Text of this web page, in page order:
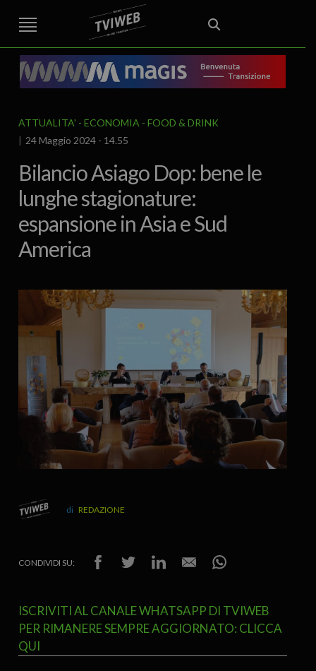
STREET TG CRONACA VENETO
VICENZA E PROVINCIA
AREA BERICA
ECONOMIA ATTUALITA’ POLITICA
EDITORIALE ITALIA E MONDO CURIOSITÀ – LIFESTYLE
CULTURA ARTE
SPORT
IL GRAFFIO FOOD & DRINK
ATTUALITA' ECONOMIA
FOOD & DRINK
24 Maggio 2024 - 14.55
Bilancio Asiago Dop: bene le
lunghe stagionature:
espansione in Asia e Sud
America
REDAZIONE
CONDIVIDI SU:
ISCRIVITI AL CANALE WHATSAPP DI TVIWEB
PER RIMANERE SEMPRE AGGIORNATO: CLICCA
QUI